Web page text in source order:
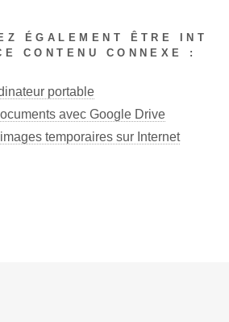
ÉGALEMENT ÊTRE INT
CONTENU CONNEXE :
portable
avec Google Drive
temporaires sur Internet